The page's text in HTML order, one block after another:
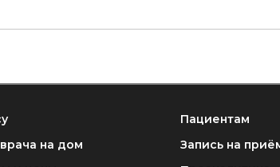
на дом
Пациентам
Запись на